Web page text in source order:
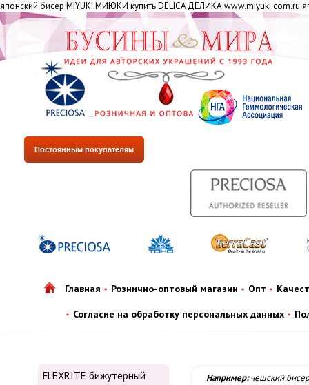
японский бисер MIYUKI МИЮКИ купить DELICA ДЕЛИКА www.miyuki.com.ru
Постоянным покупателям
Главная Рознично-оптовый магазин Опт
Согласие на обработку персональных данных
FLEXRITE бижутерный
Например:чешский бисер